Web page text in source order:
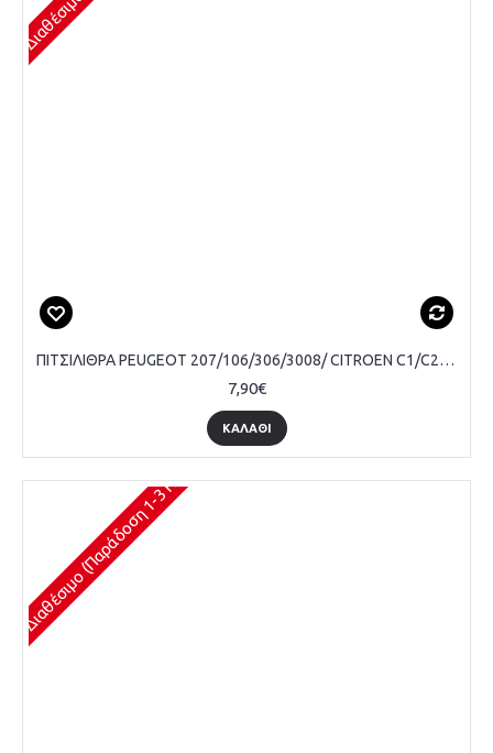
ΠΙΤΣΙΛΙΘΡΑ PEUGEOT 207/106/306/3008/ CITROEN C1/C2/C3/XSARA/SAXO ΜΕ ΤΣΙΜΟΥΧΑ
7,90€
ΚΑΛΆΘΙ
Διαθέσιμο (Παράδοση 1-3 Ημέρες)